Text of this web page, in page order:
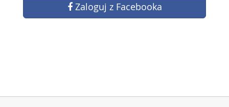
Zaloguj z Facebooka